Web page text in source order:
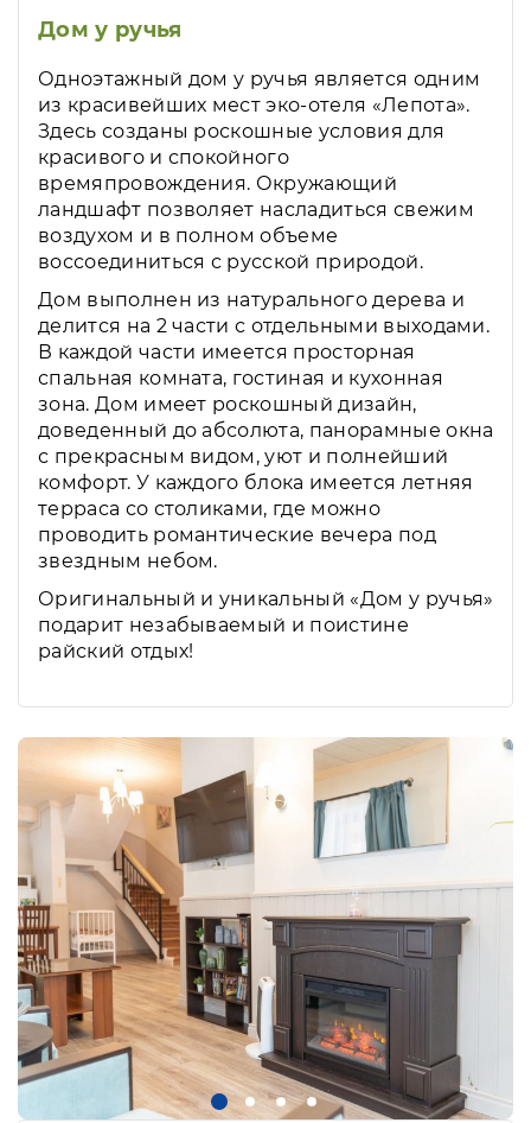
Дом у ручья
Одноэтажный дом у ручья является одним
из красивейших мест эко-отеля «Лепота».
Здесь созданы роскошные условия для
красивого и спокойного
времяпровождения. Окружающий
ландшафт позволяет насладиться свежим
воздухом и в полном объеме
воссоединиться с русской природой.
Дом выполнен из натурального дерева и
делится на 2 части с отдельными выходами.
В каждой части имеется просторная
спальная комната, гостиная и кухонная
зона. Дом имеет роскошный дизайн,
доведенный до абсолюта, панорамные окна
с прекрасным видом, уют и полнейший
комфорт. У каждого блока имеется летняя
терраса со столиками, где можно
проводить романтические вечера под
звездным небом.
Оригинальный и уникальный «Дом у ручья»
подарит незабываемый и поистине
райский отдых!